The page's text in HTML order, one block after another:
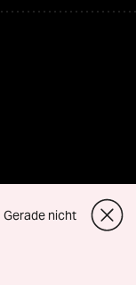
Gerade nicht